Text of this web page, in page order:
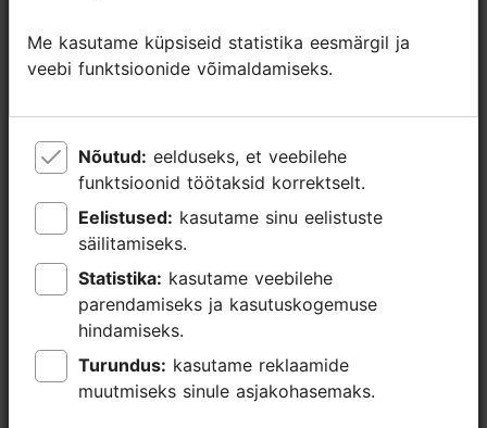
Keeled: inglise, soome
Fookus/ piirkond: Vanalinn
Loe lähemalt
Me kasutame küpsiseid statistika eesmärgil ja
veebi funktsioonide võimaldamiseks.
Nõutud:
funktsioonid töötaksid korrektselt.
Eelistused:
säilitamiseks.
Statistika:
parendamiseks ja kasutuskogemuse
hindamiseks.
Turundus:
muutmiseks sinule asjakohasemaks.
Me kasutame küpsiseid statistika eesmärgil ja
veebi funktsioonide võimaldamiseks.
Nõutud:
funktsioonid töötaksid korrektselt.
Eelistused:
säilitamiseks.
Statistika:
parendamiseks ja kasutuskogemuse
hindamiseks.
Turundus:
muutmiseks sinule asjakohasemaks.